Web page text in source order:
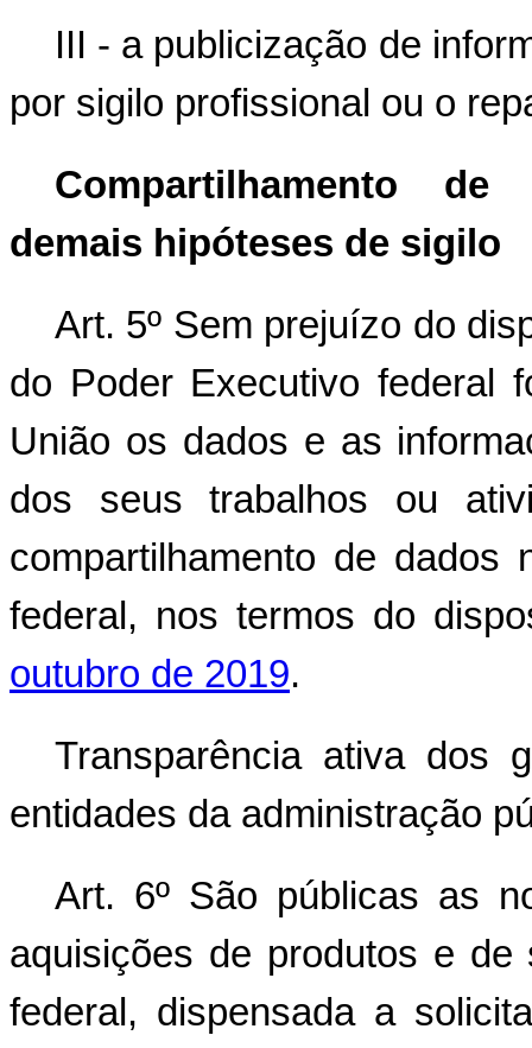
III - a publicização de
por sigilo profissional ou o
Compartilhamento
demais hipóteses de sigilo
Art. 5º Sem prejuízo do
do Poder Executivo federal
União os dados e as
dos seus trabalhos ou
compartilhamento de dados
federal, nos termos do
outubro de 2019.
Transparência ativa dos
entidades da administração
Art. 6º São públicas as
aquisições de produtos e de
federal, dispensada a